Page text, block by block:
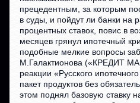
прецедентным, за которым
в суды, и пойдут ли банки на
процентных ставок, повис в
месяцев грянул ипотечный
подобные мелкие вопросы
М.Галактионова («КРЕДИТ
реакции «Русского
пакет продуктов без
этом поднял базовую ставку